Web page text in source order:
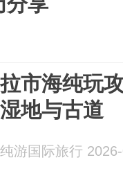
拉市海纯玩
湿地与古道
纯游国际旅行